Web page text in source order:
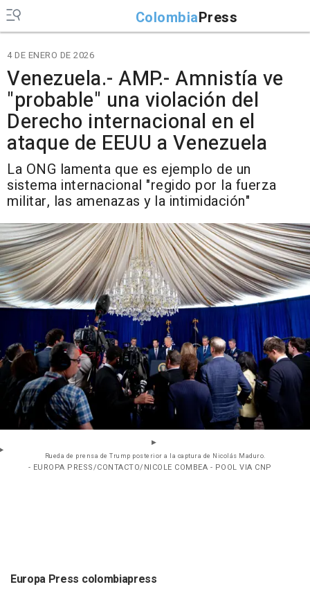
ColombiaPress
4 DE ENERO DE 2026
Venezuela.- AMP.- Amnistía ve
"probable" una violación del
Derecho internacional en el
ataque de EEUU a Venezuela
La ONG lamenta que es ejemplo de un
sistema internacional "regido por la fuerza
militar, las amenazas y la intimidación"
Rueda de prensa de Trump posterior a la captura de Nicolás Maduro.
- EUROPA PRESS/CONTACTO/NICOLE COMBEA - POOL VIA CNP
Europa Press colombiapress